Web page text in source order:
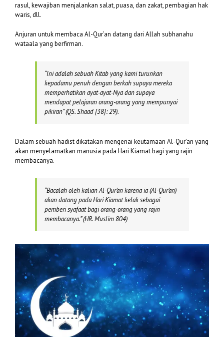
rasul, kewajiban menjalankan salat, puasa, dan zakat, pembagian hak
waris, dll.
Anjuran untuk membaca Al-Qur’an datang dari Allah subhanahu
wataala yang berfirman.
“Ini adalah sebuah Kitab yang kami turunkan
kepadamu penuh dengan berkah supaya mereka
memperhatikan ayat-ayat-Nya dan supaya
mendapat pelajaran orang-orang yang mempunyai
pikiran”(QS. Shaad [38]: 29).
Dalam sebuah hadist dikatakan mengenai keutamaan Al-Qur’an yang
akan menyelamatkan manusia pada Hari Kiamat bagi yang rajin
membacanya.
“Bacalah oleh kalian Al-Qur’an karena ia (Al-Qur’an)
akan datang pada Hari Kiamat kelak sebagai
pemberi syafaat bagi orang-orang yang rajin
membacanya.” (HR. Muslim 804)